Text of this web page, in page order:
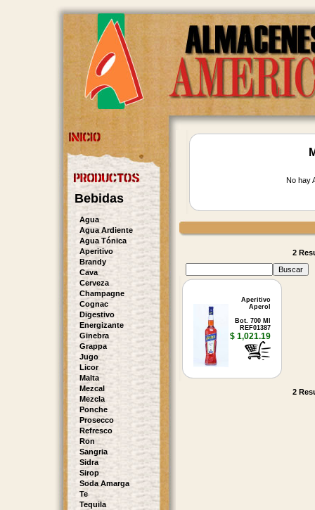
Bebidas
Agua
Agua Ardiente
Agua Tónica
Aperitivo
Brandy
Cava
Cerveza
Champagne
Cognac
Digestivo
Energizante
Ginebra
Grappa
Jugo
Licor
Malta
Mezcal
Mezcla
Ponche
Prosecco
Refresco
Ron
Sangria
Sidra
Sirop
Soda Amarga
Te
Tequila
No hay
2
Aperitivo
Aperol
Bot. 700 Ml
REF01387
$ 1,021.19
2